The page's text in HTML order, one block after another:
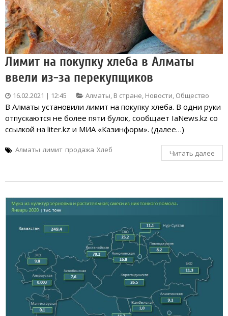
Лимит на покупку хлеба в Алматы
ввели из-за перекупщиков
16.02.2021 | 12:45 Алматы, В стране, Новости, Общество
В Алматы установили лимит на покупку хлеба. В одни руки
отпускаются не более пяти булок, сообщает IaNews.kz со
ссылкой на liter.kz и МИА «Казинформ». (далее…)
Алматы лимит продажа Хлеб Читать далее